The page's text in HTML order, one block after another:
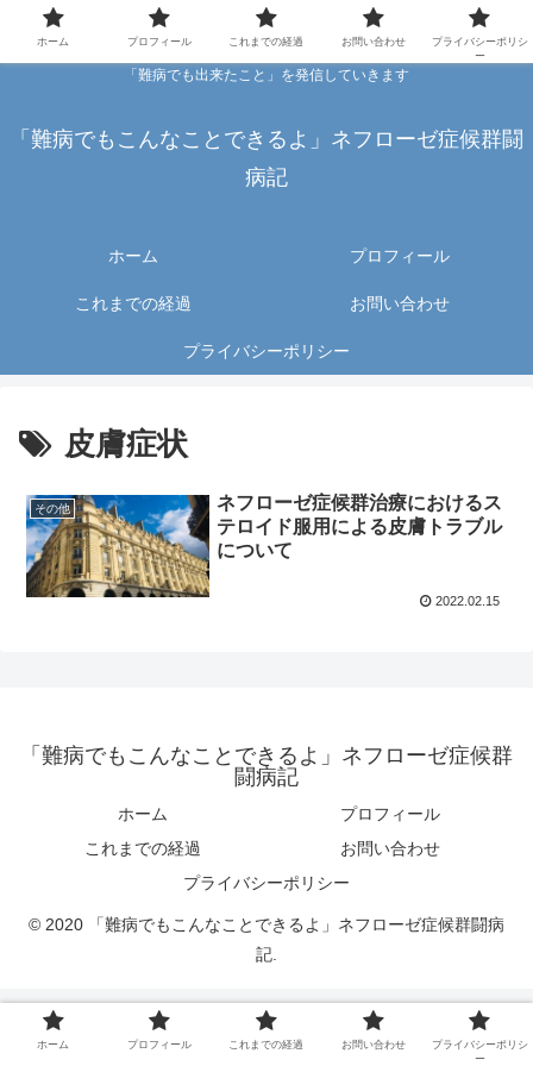
「難病でも出来たこと」を発信していきます
「難病でもこんなことできるよ」ネフローゼ症候群闘
病記
ホーム プロフィール
これまでの経過 お問い合わせ
プライバシーポリシー
皮膚症状
その他
ネフローゼ症候群治療におけるス
テロイド服用による皮膚トラブル
について
2022.02.15
「難病でもこんなことできるよ」ネフローゼ症候群
闘病記
ホーム
プロフィール
これまでの経過
お問い合わせ
プライバシーポリシー
© 2020 「難病でもこんなことできるよ」ネフローゼ症候群闘病
記.
ホーム プロフィール これまでの経過 お問い合わせ
プライバシーポリシ
ー
ホーム プロフィール これまでの経過 お問い合わせ
プライバシーポリシ
ー